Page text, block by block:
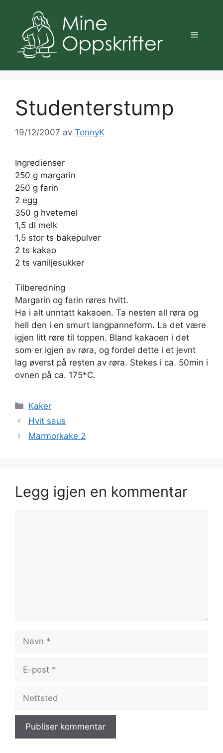
innhold
Meny
Studenterstump
19/12/2007 av TonnyK
Ingredienser
250 g margarin
250 g farin
2 egg
350 g hvetemel
1,5 dl melk
1,5 stor ts bakepulver
2 ts kakao
2 ts vaniljesukker
Tilberedning
Margarin og farin røres hvitt.
Ha i alt unntatt kakaoen. Ta nesten all røra og
hell den i en smurt langpanneform. La det være
igjen litt røre til toppen. Bland kakaoen i det
som er igjen av røra, og fordel dette i et jevnt
lag øverst på resten av røra. Stekes i ca. 50min i
ovnen på ca. 175*C.
Kategorier
Kaker
Hvit saus
Marmorkake 2
Legg igjen en kommentar
Navn
Nettsted